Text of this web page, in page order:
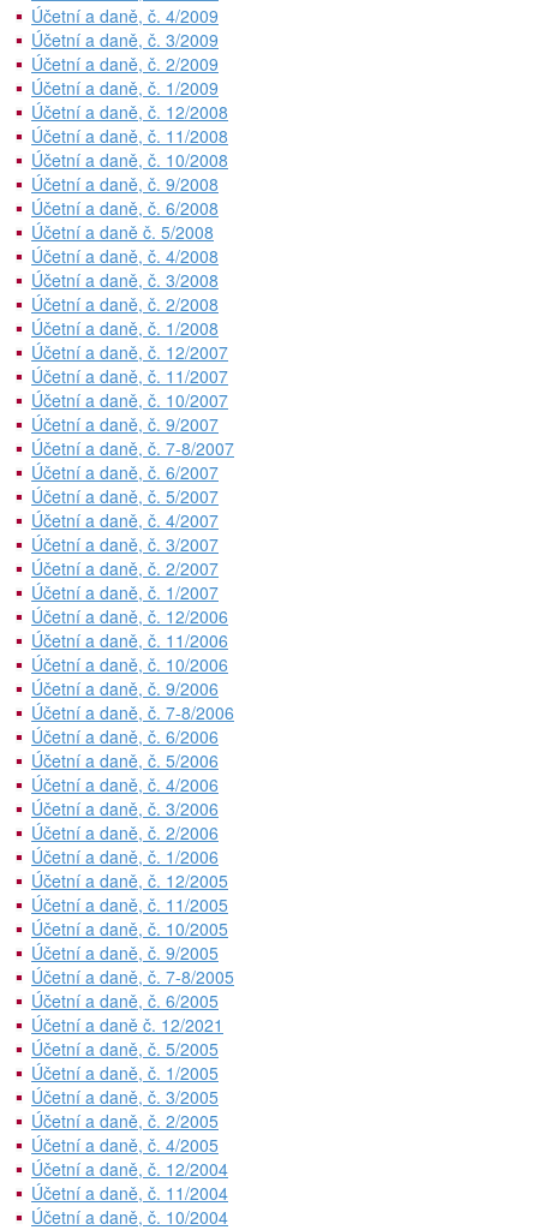
Účetní a daně, č. 4/2009
Účetní a daně, č. 3/2009
Účetní a daně, č. 2/2009
Účetní a daně, č. 1/2009
Účetní a daně, č. 12/2008
Účetní a daně, č. 11/2008
Účetní a daně, č. 10/2008
Účetní a daně, č. 9/2008
Účetní a daně, č. 6/2008
Účetní a daně č. 5/2008
Účetní a daně, č. 4/2008
Účetní a daně, č. 3/2008
Účetní a daně, č. 2/2008
Účetní a daně, č. 1/2008
Účetní a daně, č. 12/2007
Účetní a daně, č. 11/2007
Účetní a daně, č. 10/2007
Účetní a daně, č. 9/2007
Účetní a daně, č. 7-8/2007
Účetní a daně, č. 6/2007
Účetní a daně, č. 5/2007
Účetní a daně, č. 4/2007
Účetní a daně, č. 3/2007
Účetní a daně, č. 2/2007
Účetní a daně, č. 1/2007
Účetní a daně, č. 12/2006
Účetní a daně, č. 11/2006
Účetní a daně, č. 10/2006
Účetní a daně, č. 9/2006
Účetní a daně, č. 7-8/2006
Účetní a daně, č. 6/2006
Účetní a daně, č. 5/2006
Účetní a daně, č. 4/2006
Účetní a daně, č. 3/2006
Účetní a daně, č. 2/2006
Účetní a daně, č. 1/2006
Účetní a daně, č. 12/2005
Účetní a daně, č. 11/2005
Účetní a daně, č. 10/2005
Účetní a daně, č. 9/2005
Účetní a daně, č. 7-8/2005
Účetní a daně, č. 6/2005
Účetní a daně č. 12/2021
Účetní a daně, č. 5/2005
Účetní a daně, č. 1/2005
Účetní a daně, č. 3/2005
Účetní a daně, č. 2/2005
Účetní a daně, č. 4/2005
Účetní a daně, č. 12/2004
Účetní a daně, č. 11/2004
Účetní a daně, č. 10/2004